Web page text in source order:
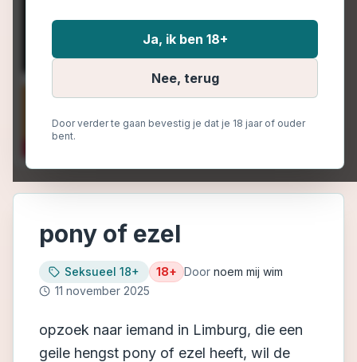
Ja, ik ben 18+
Nee, terug
Door verder te gaan bevestig je dat je 18 jaar of ouder
bent.
pony of ezel
Seksueel 18+ 18+ Door noem mij wim
11 november 2025
opzoek naar iemand in Limburg, die een
geile hengst pony of ezel heeft, wil de